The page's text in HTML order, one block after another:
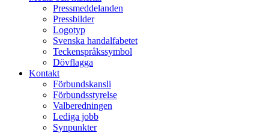
Pressmeddelanden
Pressbilder
Logotyp
Svenska handalfabetet
Teckenspråkssymbol
Dövflagga
Kontakt
Förbundskansli
Förbundsstyrelse
Valberedningen
Lediga jobb
Synpunkter